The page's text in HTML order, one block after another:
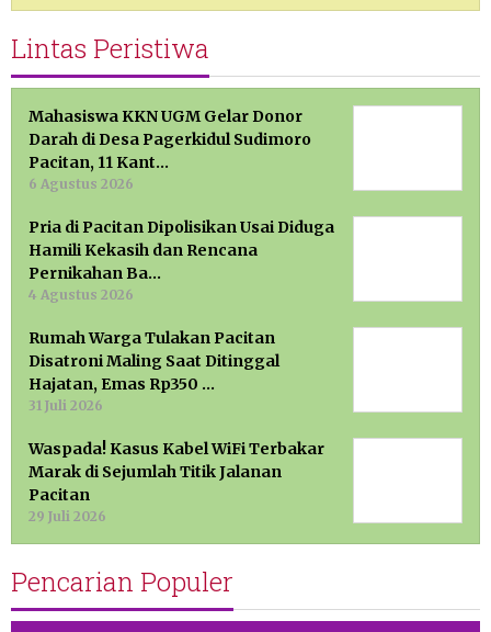
Lintas Peristiwa
Mahasiswa KKN UGM Gelar Donor
Darah di Desa Pagerkidul Sudimoro
Pacitan, 11 Kant…
6 Agustus 2026
Pria di Pacitan Dipolisikan Usai Diduga
Hamili Kekasih dan Rencana
Pernikahan Ba…
4 Agustus 2026
Rumah Warga Tulakan Pacitan
Disatroni Maling Saat Ditinggal
Hajatan, Emas Rp350 …
31 Juli 2026
Waspada! Kasus Kabel WiFi Terbakar
Marak di Sejumlah Titik Jalanan
Pacitan
29 Juli 2026
Pencarian Populer